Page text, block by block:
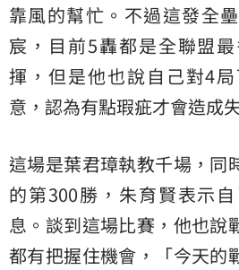
靠風的幫忙。不過這發全
宸，目前5轟都是全聯盟
揮，但是他也說自己對4
意，認為有點瑕疵才會造成
這場是葉君璋執教千場，同
的第300勝，朱育賢表示
息。談到這場比賽，他也說
都有把握住機會，「今天的